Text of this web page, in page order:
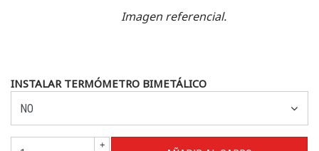
Imagen referencial.
INSTALAR TERMÓMETRO BIMETÁLICO
+